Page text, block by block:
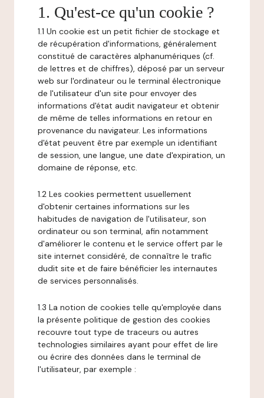
1. Qu'est-ce qu'un cookie ?
1.1 Un cookie est un petit fichier de stockage et
de récupération d'informations, généralement
constitué de caractères alphanumériques (cf.
de lettres et de chiffres), déposé par un serveur
web sur l'ordinateur ou le terminal électronique
de l'utilisateur d'un site pour envoyer des
informations d'état audit navigateur et obtenir
de même de telles informations en retour en
provenance du navigateur. Les informations
d'état peuvent être par exemple un identifiant
de session, une langue, une date d'expiration, un
domaine de réponse, etc.
1.2 Les cookies permettent usuellement
d'obtenir certaines informations sur les
habitudes de navigation de l'utilisateur, son
ordinateur ou son terminal, afin notamment
d'améliorer le contenu et le service offert par le
site internet considéré, de connaître le trafic
dudit site et de faire bénéficier les internautes
de services personnalisés.
1.3 La notion de cookies telle qu'employée dans
la présente politique de gestion des cookies
recouvre tout type de traceurs ou autres
technologies similaires ayant pour effet de lire
ou écrire des données dans le terminal de
l'utilisateur, par exemple :